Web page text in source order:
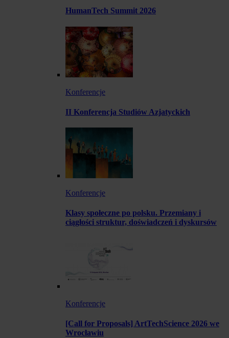
HumanTech Summit 2026
Konferencje
II Konferencja Studiów Azjatyckich
Konferencje
Klasy społeczne po polsku. Przemiany i
ciągłości struktur, doświadczeń i dyskursów
Konferencje
[Call for Proposals] ArtTechScience 2026 we
Wrocławiu